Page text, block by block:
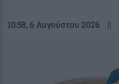
10:58, 6 Αυγούστου 2026 ||